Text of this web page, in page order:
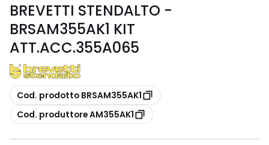
BREVETTI STENDALTO -
BRSAM355AK1 KIT
ATT.ACC.355A065
copia
Cod. prodotto BRSAM355AK1
copia
Cod. produttore AM355AK1